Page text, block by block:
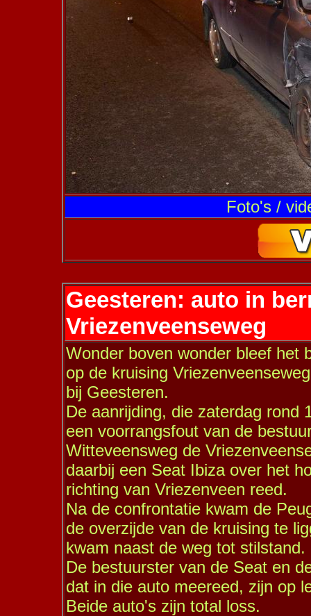
Foto's /
Geesteren: auto in
Vriezenveenseweg
Wonder boven wonder bleef het
op de kruising
bij Geesteren.
De aanrijding, die zaterdag rond
een voorrangsfout van de
Witteveensweg de
daarbij een Seat Ibiza over het
richting van Vriezenveen reed.
Na de confrontatie kwam de
de overzijde van de kruising te
kwam naast de weg tot stilstand.
De bestuurster van de Seat en
dat in die auto meereed, zijn op
Beide auto's zijn total loss.